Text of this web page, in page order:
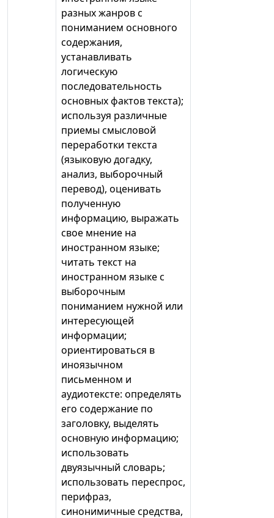
разных жанров с
пониманием основного
содержания,
устанавливать
логическую
последовательность
основных фактов текста);
используя различные
приемы смысловой
переработки текста
(языковую догадку,
анализ, выборочный
перевод), оценивать
полученную
информацию, выражать
свое мнение на
иностранном языке;
читать текст на
иностранном языке с
выборочным
пониманием нужной или
интересующей
информации;
ориентироваться в
иноязычном
письменном и
аудиотексте: определять
его содержание по
заголовку, выделять
основную информацию;
использовать
двуязычный словарь;
использовать переспрос,
перифраз,
синонимичные средства,